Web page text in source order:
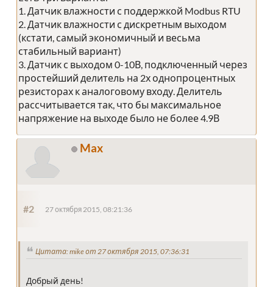
1. Датчик влажности с поддержкой Modbus RTU
2. Датчик влажности с дискретным выходом
(кстати, самый экономичный и весьма
стабильный вариант)
3. Датчик с выходом 0-10В, подключенный через
простейший делитель на 2х однопроцентных
резисторах к аналоговому входу. Делитель
рассчитывается так, что бы максимальное
напряжение на выходе было не более 4.9В
Max
#2 27 октября 2015, 08:21:36
Цитата: mike от 27 октября 2015, 07:36:31
Добрый день!